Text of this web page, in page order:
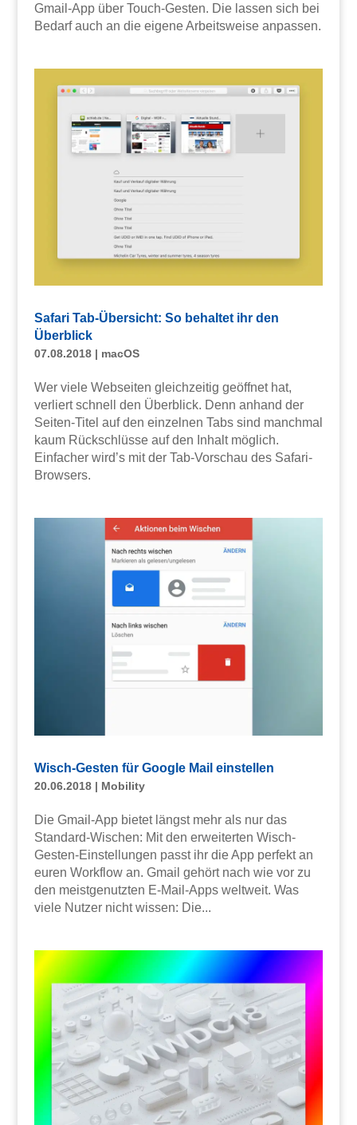
Gmail-App über Touch-Gesten. Die lassen sich bei
Bedarf auch an die eigene Arbeitsweise anpassen.
Safari Tab-Übersicht: So behaltet ihr den
Überblick
07.08.2018| macOS
Wer viele Webseiten gleichzeitig geöffnet hat,
verliert schnell den Überblick. Denn anhand der
Seiten-Titel auf den einzelnen Tabs sind manchmal
kaum Rückschlüsse auf den Inhalt möglich.
Einfacher wird’s mit der Tab-Vorschau des Safari-
Browsers.
Wisch-Gesten für Google Mail einstellen
20.06.2018| Mobility
Die Gmail-App bietet längst mehr als nur das
Standard-Wischen: Mit den erweiterten Wisch-
Gesten-Einstellungen passt ihr die App perfekt an
euren Workflow an. Gmail gehört nach wie vor zu
den meistgenutzten E-Mail-Apps weltweit. Was
viele Nutzer nicht wissen: Die...